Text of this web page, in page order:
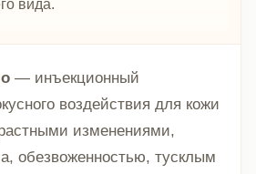
вида.
— инъекционный
воздействия для кожи
изменениями,
обезвоженностью, тусклым